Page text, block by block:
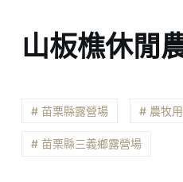
山板樵休閒
# 苗栗縣露營場 # 農牧
# 苗栗縣三義鄉露營場